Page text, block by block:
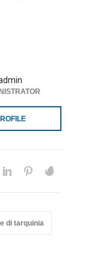
di tarquinia